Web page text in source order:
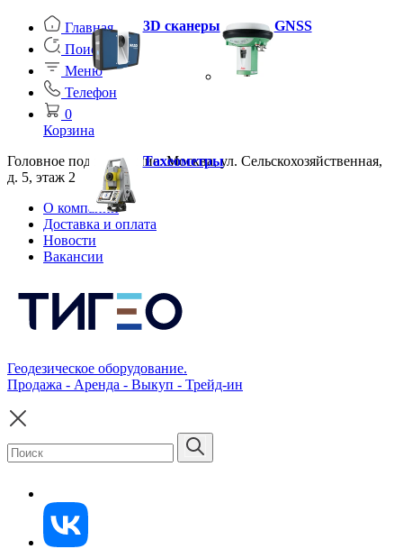
Главная
Поиск
Меню
Телефон
0
Корзина
Головное подразделение: Москва, ул. Сельскохозяйственная,
д. 5, этаж 2
О компании
Доставка и оплата
Новости
Вакансии
Геодезическое оборудование.
Продажа - Аренда - Выкуп - Трейд-ин
3D сканеры GNSS
Тахеометры